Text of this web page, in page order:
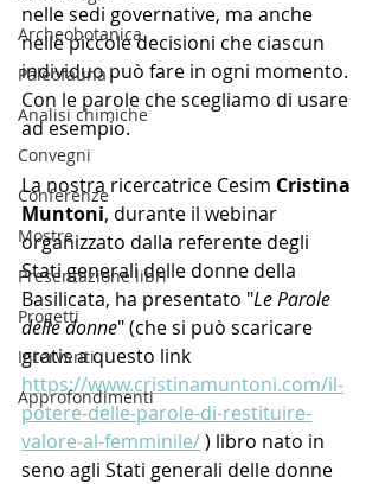
Archeobotanica
Paleofauna
Analisi chimiche
Convegni
Conferenze
Mostre
Presentazione libri
Progetti
Interventi
Approfondimenti
nelle sedi governative, ma anche
nelle piccole decisioni che ciascun
individuo può fare in ogni momento.
Con le parole che scegliamo di usare
ad esempio.
La nostra ricercatrice Cesim Cristina
Muntoni, durante il webinar
organizzato dalla referente degli
Stati generali delle donne della
Basilicata, ha presentato "Le Parole
delle donne" (che si può scaricare
gratis a questo link
https://www.cristinamuntoni.com/il-
potere-delle-parole-di-restituire-
valore-al-femminile/ ) libro nato in
seno agli Stati generali delle donne